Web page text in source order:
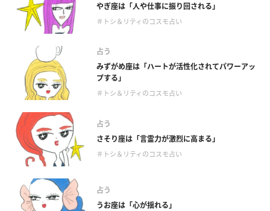
やぎ座は「人や仕事に振り回される」
＃トシ＆リティのコスモ占い
占う
みずがめ座は「ハートが活性化されてパワーアッ
プする」
＃トシ＆リティのコスモ占い
占う
さそり座は「言霊力が激烈に高まる」
＃トシ＆リティのコスモ占い
占う
うお座は「心が揺れる」